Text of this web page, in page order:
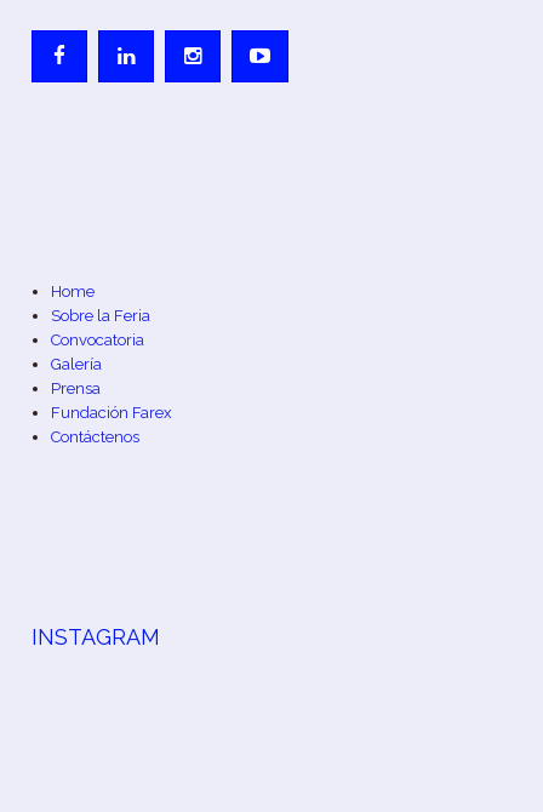
Home
Sobre la Feria
Convocatoria
Galería
Prensa
Fundación Farex
Contáctenos
INSTAGRAM